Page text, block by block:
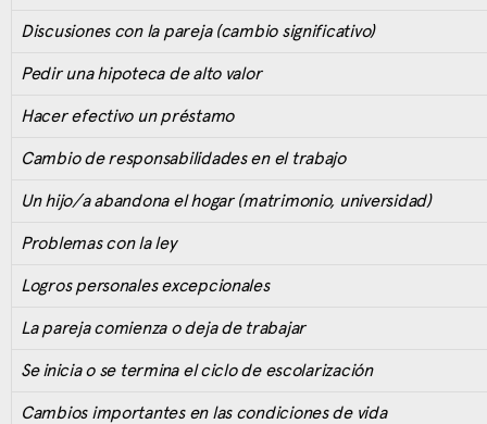
Discusiones con la pareja (cambio significativo)
Pedir una hipoteca de alto valor
Hacer efectivo un préstamo
Cambio de responsabilidades en el trabajo
Un hijo/a abandona el hogar (matrimonio, universidad)
Problemas con la ley
Logros personales excepcionales
La pareja comienza o deja de trabajar
Se inicia o se termina el ciclo de escolarización
Cambios importantes en las condiciones de vida